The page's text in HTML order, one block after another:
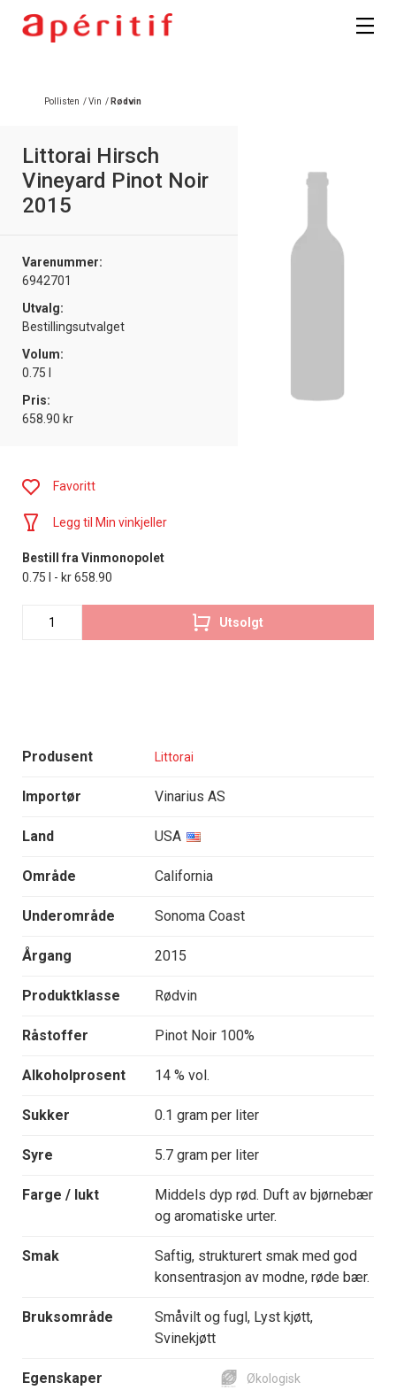
Pollisten /Vin / Rødvin
Littorai Hirsch
Vineyard Pinot Noir
2015
Varenummer:
6942701
Utvalg:
Bestillingsutvalget
Volum:
0.75 l
Pris:
658.90 kr
Produsent Littorai
Importør Vinarius AS
Land USA
Område California
Underområde Sonoma Coast
Årgang 2015
Produktklasse Rødvin
Råstoffer Pinot Noir 100%
Alkoholprosent 14 % vol.
Sukker 0.1 gram per liter
Syre 5.7 gram per liter
Farge / lukt
Middels dyp rød. Duft av bjørnebær
og aromatiske urter.
Smak
Saftig, strukturert smak med god
konsentrasjon av modne, røde bær.
Bruksområde
Småvilt og fugl, Lyst kjøtt,
Svinekjøtt
Egenskaper Økologisk
Favoritt
Legg til Min vinkjeller
Bestill fra Vinmonopolet
0.75 l - kr 658.90
Utsolgt